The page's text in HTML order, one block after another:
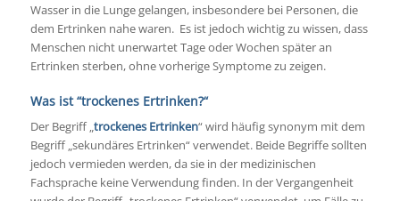
Wasser in die Lunge gelangen, insbesondere bei Personen, die
dem Ertrinken nahe waren. Es ist jedoch wichtig zu wissen, dass
Menschen nicht unerwartet Tage oder Wochen später an
Ertrinken sterben, ohne vorherige Symptome zu zeigen.
Was ist “trockenes Ertrinken?“
Der Begriff „trockenes Ertrinken“ wird häufig synonym mit dem
Begriff „sekundäres Ertrinken“ verwendet. Beide Begriffe sollten
jedoch vermieden werden, da sie in der medizinischen
Fachsprache keine Verwendung finden. In der Vergangenheit